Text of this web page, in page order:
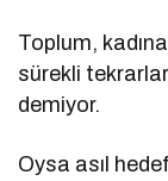
Toplum,
sürekli
demiyor.
Oysa asıl